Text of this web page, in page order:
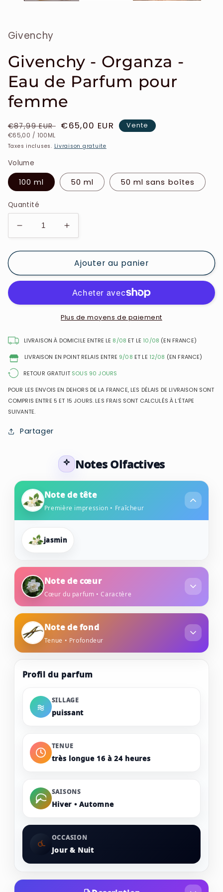
Givenchy
Givenchy - Organza -
Eau de Parfum pour
femme
Prix
habituel
€87,99 EUR
Prix
€65,00 EUR
PRIX
€65,00 / PAR
100ML
Vente
Taxes incluses. Livraison gratuite
Volume
100 ml 50 ml 50 ml sans boîtes
Quantité
Réduire
la
quantité
Givenchy
-
-
Parfum
femme
Augmenter
la
quantité
de
Givenchy
Organza
-
Eau
Parfum
femme
Ajouter au panier
Plus de moyens de paiement
LIVRAISON À DOMICILE ENTRE LE 8/08 ET LE 10/08 (EN FRANCE)
LIVRAISON EN POINT RELAIS ENTRE 9/08 ET LE 12/08 (EN FRANCE)
RETOUR GRATUIT SOUS 90 JOURS
POUR LES ENVOIS EN DEHORS DE LA FRANCE, LES DÉLAIS DE LIVRAISON SONT
COMPRIS ENTRE 5 ET 15 JOURS. LES FRAIS SONT CALCULÉS À L’ÉTAPE
SUIVANTE.
Partager
Notes Olfactives
Note de tête
Première impression • Fraîcheur
jasmin
Note de cœur
Cœur du parfum • Caractère
Note de fond
Tenue • Profondeur
Profil du parfum
SILLAGE
puissant
TENUE
très longue 16 à 24 heures
SAISONS
Hiver • Automne
OCCASION
Jour & Nuit